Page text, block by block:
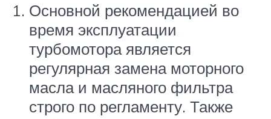
Основной рекомендацией во
время эксплуатации
турбомотора является
регулярная замена моторного
масла и масляного фильтра
строго по регламенту. Также